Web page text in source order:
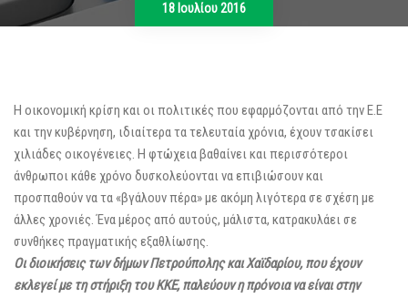
18 Ιουλίου 2016
Η οικονομική κρίση και οι πολιτικές που εφαρμόζονται από την Ε.Ε
και την κυβέρνηση, ιδιαίτερα τα τελευταία χρόνια, έχουν τσακίσει
χιλιάδες οικογένειες. Η φτώχεια βαθαίνει και περισσότεροι
άνθρωποι κάθε χρόνο δυσκολεύονται να επιβιώσουν και
προσπαθούν να τα «βγάλουν πέρα» με ακόμη λιγότερα σε σχέση με
άλλες χρονιές. Ένα μέρος από αυτούς, μάλιστα, κατρακυλάει σε
συνθήκες πραγματικής εξαθλίωσης.
Οι διοικήσεις των δήμων Πετρούπολης και Χαϊδαρίου, που έχουν
εκλεγεί με τη στήριξη του ΚΚΕ, παλεύουν η πρόνοια να είναι στην